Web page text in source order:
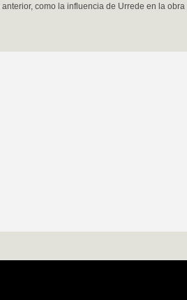
como la influencia de Urrede en la obra